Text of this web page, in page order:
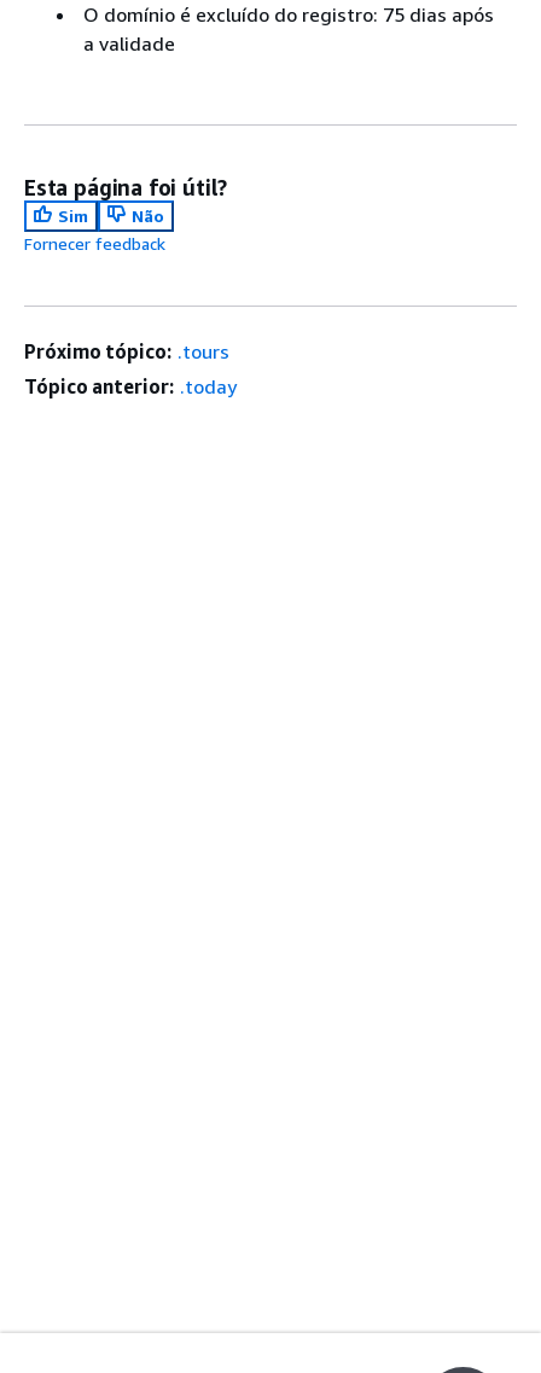
O domínio é excluído do registro: 75 dias após
a validade
Esta página foi útil?
Sim
Não
Fornecer feedback
Próximo tópico: .tours
Tópico anterior: .today